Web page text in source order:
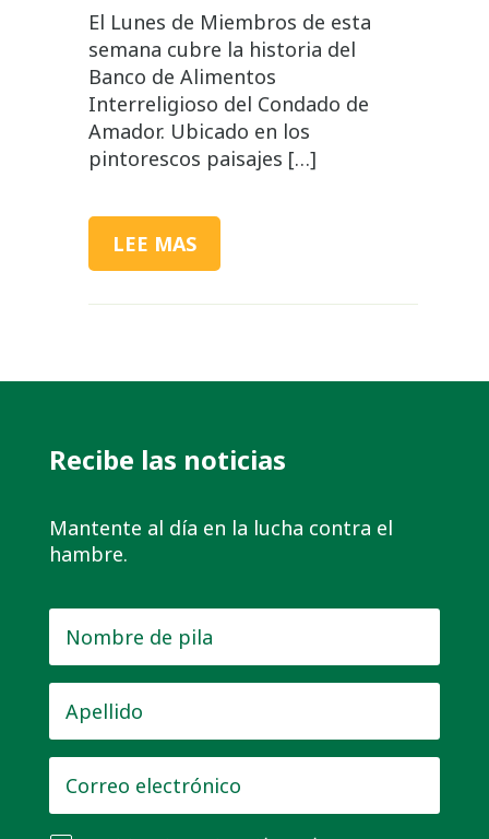
El Lunes de Miembros de esta
semana cubre la historia del
Banco de Alimentos
Interreligioso del Condado de
Amador. Ubicado en los
pintorescos paisajes […]
LEE MAS
Recibe las noticias
Mantente al día en la lucha contra el
hambre.
de
pila *
electrónico *